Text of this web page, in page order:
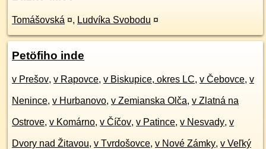
Tomášovská ¤, Ludvíka Svobodu ¤
Petöfiho inde
v Prešov, v Rapovce, v Biskupice, okres LC, v Čebovce, v
Nenince, v Hurbanovo, v Zemianska Olča, v Zlatná na
Ostrove, v Komárno, v Číčov, v Patince, v Nesvady, v
Dvory nad Žitavou, v Tvrdošovce, v Nové Zámky, v Veľký